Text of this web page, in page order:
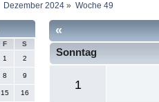
Dezember 2024» Woche 49
F
S
1
2
8 9
15 16
«
Sonntag
1